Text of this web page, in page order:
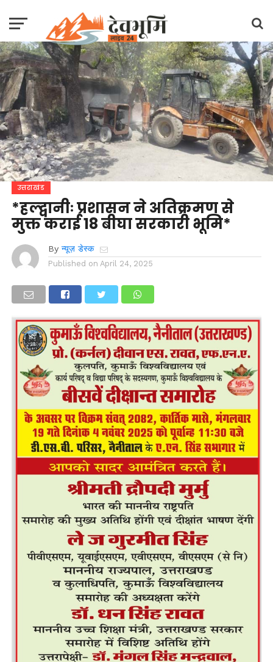
उत्तराखंड
*हल्द्वानीः प्रशासन ने अतिक्रमण से
मुक्त कराई 18 बीघा सरकारी भूमि*
By न्यूज़ डेस्क
Published on April 24, 2025